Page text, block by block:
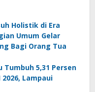
Holistik di Era
Umum Gelar
Bagi Orang Tua
Tumbuh 5,31 Persen
Lampaui